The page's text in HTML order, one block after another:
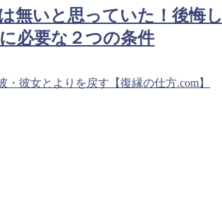
無いと思っていた！後悔し
必要な２つの条件
・彼女とよりを戻す【復縁の仕方.com】